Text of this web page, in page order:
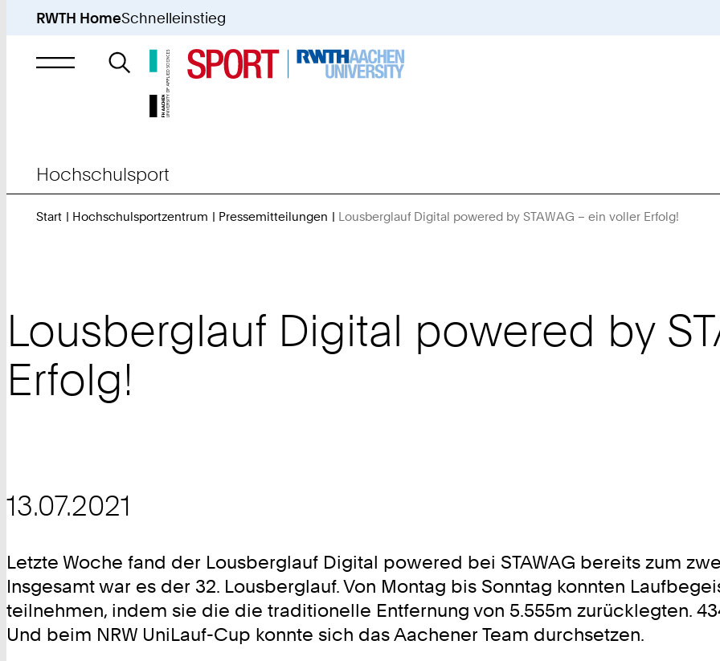
RWTH HomeSchnelleinstieg
Suche
nach
Hochschulsport
Start Hochschulsportzentrum Pressemitteilungen Lousberglauf Digital powered by STAWAG – ein voller Erfolg!
Lousberglauf Digital powered by
Erfolg!
13.07.2021
Letzte Woche fand der Lousberglauf Digital powered bei STAWAG bereits zum
Insgesamt war es der 32. Lousberglauf. Von Montag bis Sonntag konnten
teilnehmen, indem sie die die traditionelle Entfernung von 5.555m zurücklegten.
Und beim NRW UniLauf-Cup konnte sich das Aachener Team durchsetzen.